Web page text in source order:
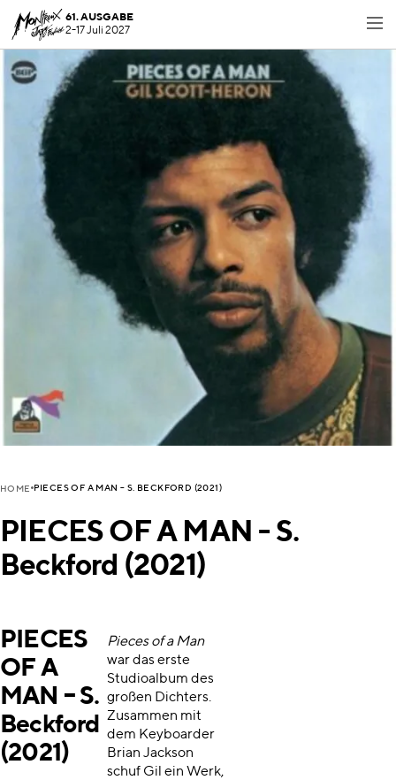
61. AUSGABE
2-17 Juli 2027
HOME PIECES OF A MAN – S. BECKFORD (2021)
PIECES OF A MAN - S.
Beckford (2021)
PIECES
OF A
MAN – S.
Beckford
(2021)
Pieces of a Man
war das erste
Studioalbum des
großen Dichters.
Zusammen mit
dem Keyboarder
Brian Jackson
schuf Gil ein Werk,